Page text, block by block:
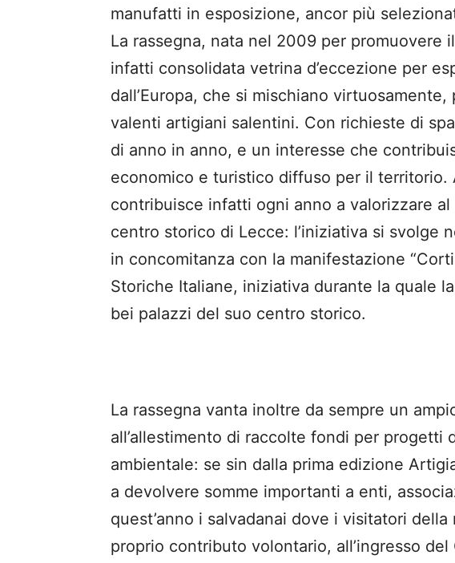
manufatti in esposizione, ancor più
La rassegna, nata nel 2009 per promuovere
infatti consolidata vetrina d’eccezione per
dall’Europa, che si mischiano virtuosamente,
valenti artigiani salentini. Con richieste di
di anno in anno, e un interesse che
economico e turistico diffuso per il territorio.
contribuisce infatti ogni anno a valorizzare
centro storico di Lecce: l’iniziativa si svolge
in concomitanza con la manifestazione
Storiche Italiane, iniziativa durante la quale
bei palazzi del suo centro storico.
La rassegna vanta inoltre da sempre un
all’allestimento di raccolte fondi per progetti
ambientale: se sin dalla prima edizione
a devolvere somme importanti a enti,
quest’anno i salvadanai dove i visitatori
proprio contributo volontario, all’ingresso